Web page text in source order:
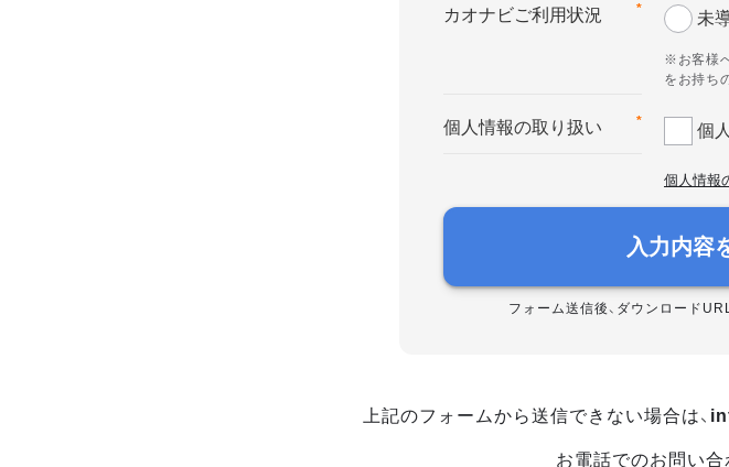
*
カオナビご利用状況 未
※お客様
をお持ち
*
個人情報の取り扱い 個
個人情報
入力内容
フォーム送信後、ダウンロード
上記のフォームから送信できない場合は、
お電話でのお問い合